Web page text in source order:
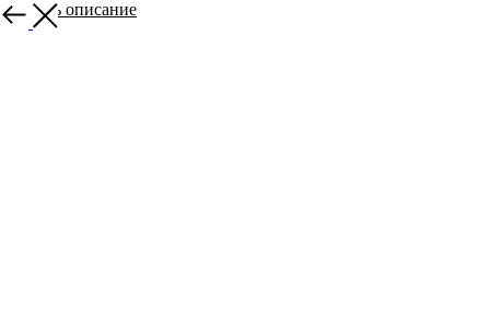
Закрыть описание